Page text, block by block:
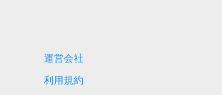
運営会社
利用規約